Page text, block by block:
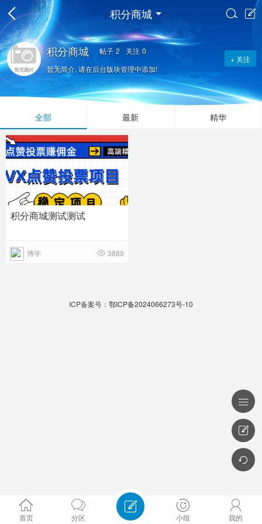
积分商城 

积分商城 帖子 2 关注 0
暂无简介, 请在后台版块管理中添加!
+ 关注
全部 最新 精华
积分商城测试测试
博学  3889
ICP备案号： 鄂ICP备2024066273号-10

首页

分区
 
小组

我的


